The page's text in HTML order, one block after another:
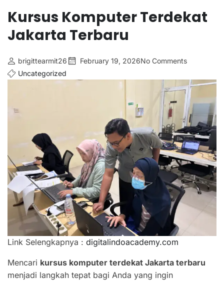
Kursus Komputer Terdekat
Jakarta Terbaru
brigittearmit26 February 19, 2026No Comments
Uncategorized
Link Selengkapnya : digitalindoacademy.com
Mencari kursus komputer terdekat Jakarta terbaru
menjadi langkah tepat bagi Anda yang ingin